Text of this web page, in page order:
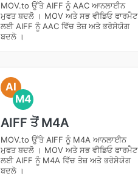
MOV.to ਉੱਤੇ AIFF ਨੂੰ AAC ਆਨਲਾਈਨ
ਮੁਫਤ ਬਦਲੋ । MOV ਅਤੇ ਸਭ ਵੀਡਿਓ ਫਾਰਮੈਟ
ਲਈ AIFF ਨੂੰ AAC ਵਿੱਚ ਤੇਜ਼ ਅਤੇ ਭਰੋਸੇਯੋਗ
ਬਦਲੋ ।
AI
M4
AIFF ਤੋਂ M4A
MOV.to ਉੱਤੇ AIFF ਨੂੰ M4A ਆਨਲਾਈਨ
ਮੁਫਤ ਬਦਲੋ । MOV ਅਤੇ ਸਭ ਵੀਡਿਓ ਫਾਰਮੈਟ
ਲਈ AIFF ਨੂੰ M4A ਵਿੱਚ ਤੇਜ਼ ਅਤੇ ਭਰੋਸੇਯੋਗ
ਬਦਲੋ ।